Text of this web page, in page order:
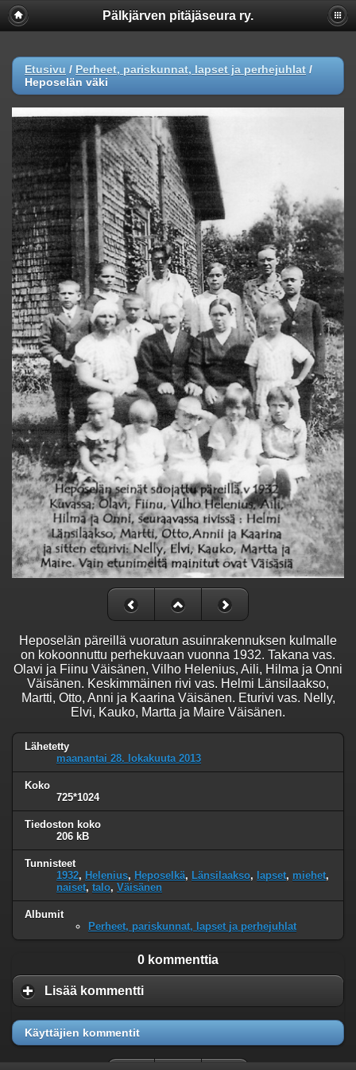
Pälkjärven pitäjäseura ry.
Etusivu / Perheet, pariskunnat, lapset ja perhejuhlat /
Heposelän väki
Heposelän päreillä vuoratun asuinrakennuksen kulmalle
on kokoonnuttu perhekuvaan vuonna 1932. Takana vas.
Olavi ja Fiinu Väisänen, Vilho Helenius, Aili, Hilma ja Onni
Väisänen. Keskimmäinen rivi vas. Helmi Länsilaakso,
Martti, Otto, Anni ja Kaarina Väisänen. Eturivi vas. Nelly,
Elvi, Kauko, Martta ja Maire Väisänen.
Lähetetty
maanantai 28. lokakuuta 2013
Koko
725*1024
Tiedoston koko
206 kB
Tunnisteet
1932, Helenius, Heposelkä, Länsilaakso, lapset, miehet,
naiset, talo, Väisänen
Albumit
Perheet, pariskunnat, lapset ja perhejuhlat
0 kommenttia
Lisää kommentti
Käyttäjien kommentit